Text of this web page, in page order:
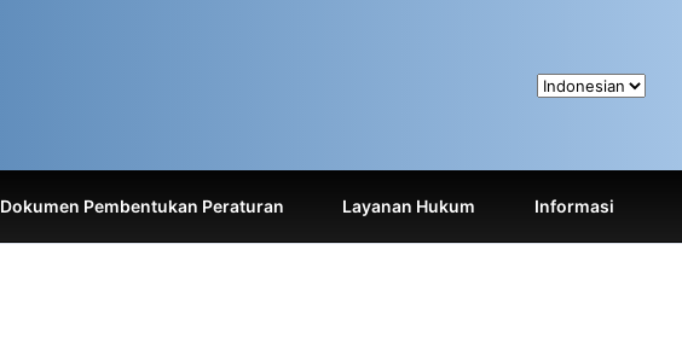
Dokumen Pembentukan Peraturan Layanan Hukum Informasi